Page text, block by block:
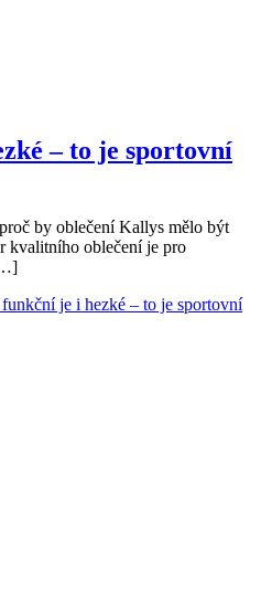
– to je sportovní
by oblečení Kallys mělo být
kvalitního oblečení je pro
je i hezké – to je sportovní